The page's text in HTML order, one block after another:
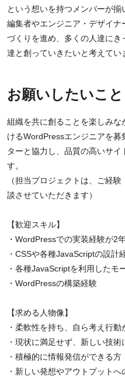
という想いを持つメンバーが揃
編集者やエンジニア・デザイ
づくりを進め、多くの人達に
達と創っていきたいと考えてい
お願いしたいこと
組織を共に創ることを楽しみ
けるWordPressエンジニアを
ターと協力し、品質の高いサ
す。
（担当プロジェクトは、ご経
談させていただきます）
【歓迎スキル】
・WordPressでの実装経験が2
・CSSや各種JavaScriptの設計
・各種JavaScriptを利用したモ
・WordPressの構築経験
【求める人物像】
・柔軟性を持ち、自ら考え行動
・現状に満足せず、新しい技
・積極的に情報発信ができる方
・新しい発想やアウトプット